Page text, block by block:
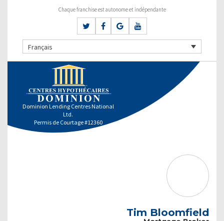
Chaque franchise est autonome et indépendante
Français
Dominion Lending Centres National
Ltd.
Permis de Courtage #12360
Tim Bloomfield